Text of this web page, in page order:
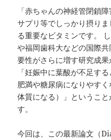
「赤ちゃんの神経管閉鎖
サプリ等でしっかり摂り
る重要なビタミンです。
や福岡歯科大などの国際
要性がさらに増す研究成果
「妊娠中に葉酸が不足す
肥満や糖尿病になりやす
体質になる）」というこ
す。
今回は、この最新論文（